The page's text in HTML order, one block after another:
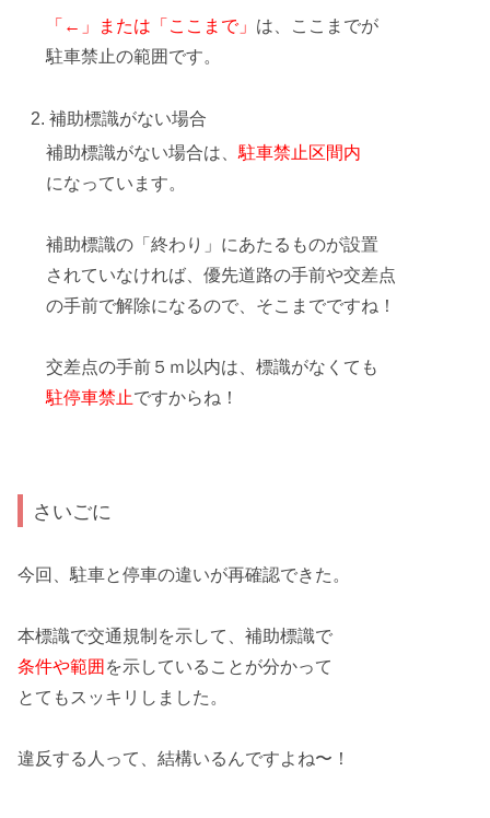
「←」または「ここまで」 は、ここまでが
駐車禁止の範囲です。
補助標識がない場合
補助標識がない場合は、駐車禁止区間内
になっています。
補助標識の「終わり」にあたるものが設置
されていなければ、 優先道路の手前や交差点
の手前で解除になるので、そこまでですね！
交差点の手前５ｍ以内は、標識がなくても
駐停車禁止ですからね！
さいごに
今回、 駐車と停車の違いが再確認できた。
本標識で交通規制 を示して、補助標識で
条件や範囲 を示していることが分かって
とてもスッキリしました。
違反する人って、結構いるんですよね〜！